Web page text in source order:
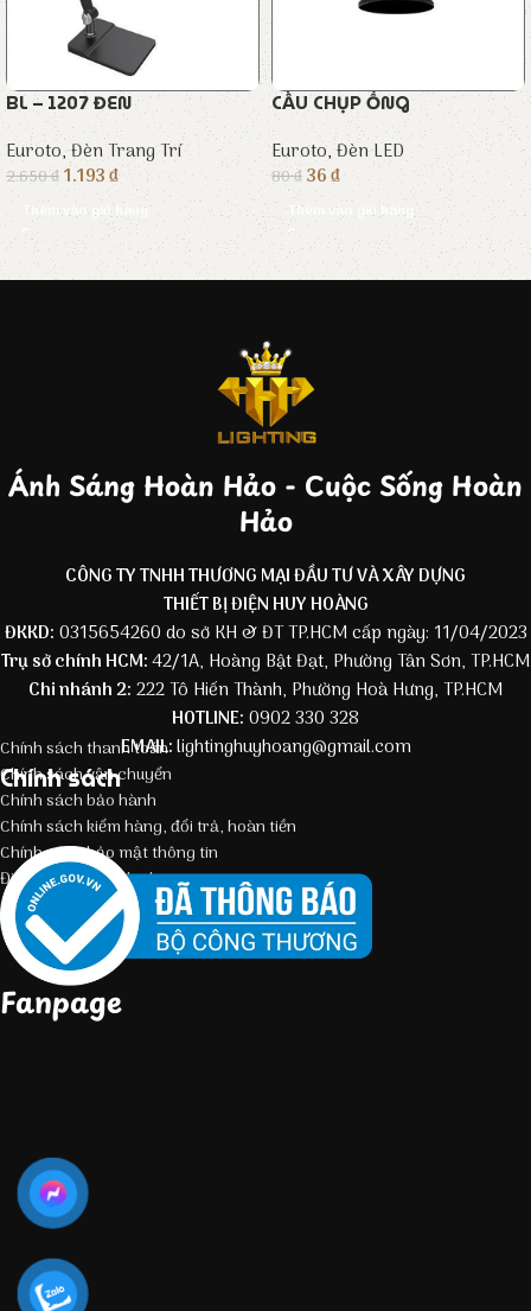
BL – 1207 ĐEN
Euroto,Đèn Trang Trí
2.650₫1.193₫
Thêm vào giỏ hàng
CẦU CHỤP ỐNG
Euroto,Đèn LED
80₫36₫
Thêm vào giỏ hàng
Ánh Sáng Hoàn Hảo - Cuộc Sống Hoàn
Hảo
CÔNG TY TNHH THƯƠNG MẠI ĐẦU TƯ VÀ XÂY DỰNG
THIẾT BỊ ĐIỆN HUY HOÀNG
ĐKKD: 0315654260 do sở KH & ĐT TP.HCM cấp ngày: 11/04/2023
Trụ sở chính HCM:42/1A, Hoàng Bật Đạt, Phường Tân Sơn, TP.HCM
Chi nhánh 2: 222 Tô Hiến Thành, Phường Hoà Hưng, TP.HCM
HOTLINE: 0902 330 328
EMAIL:lightinghuyhoang@gmail.com
Chính sách
Chính sách thanh toán
Chính sách vận chuyển
Chính sách bảo hành
Chính sách kiểm hàng, đổi trả, hoàn tiền
Chính sách bảo mật thông tin
Điều kiện giao dịch chung
Fanpage